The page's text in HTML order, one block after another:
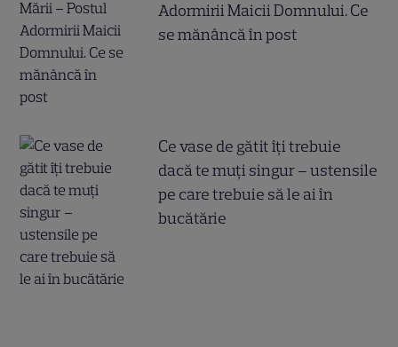
Adormirii Maicii Domnului. Ce
se mănâncă în post
Ce vase de gătit îți trebuie
dacă te muți singur – ustensile
pe care trebuie să le ai în
bucătărie